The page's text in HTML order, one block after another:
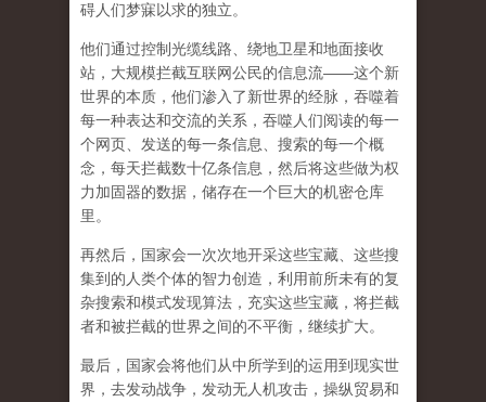
碍人们梦寐以求的独立。
他们通过控制光缆线路、绕地卫星和地面接收
站，大规模拦截互联网公民的信息流——这个新
世界的本质，他们渗入了新世界的经脉，吞噬着
每一种表达和交流的关系，吞噬人们阅读的每一
个网页、发送的每一条信息、搜索的每一个概
念，每天拦截数十亿条信息，然后将这些做为权
力加固器的数据，储存在一个巨大的机密仓库
里。
再然后，国家会一次次地开采这些宝藏、这些搜
集到的人类个体的智力创造，利用前所未有的复
杂搜索和模式发现算法，充实这些宝藏，将拦截
者和被拦截的世界之间的不平衡，继续扩大。
最后， 国家会将他们从中所学到的运用到现实世
界，去发动战争，发动无人机攻击，操纵贸易和